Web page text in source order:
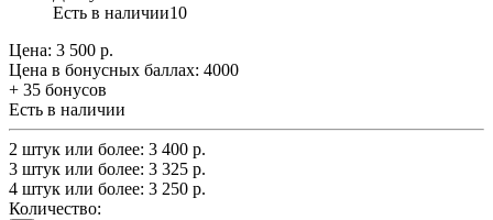
Есть в наличии10
Цена: 3 500 р.
Цена в бонусных баллах: 4000
+ 35 бонусов
Есть в наличии
2 штук или более: 3 400 р.
3 штук или более: 3 325 р.
4 штук или более: 3 250 р.
Количество: